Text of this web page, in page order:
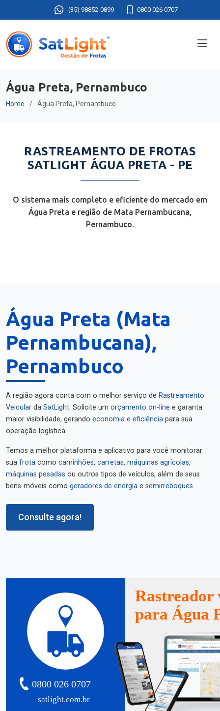
(35) 98852-0899 0800 026 0707
Água Preta, Pernambuco
Home Água Preta, Pernambuco
RASTREAMENTO DE FROTAS
SATLIGHT ÁGUA PRETA - PE
O sistema mais completo e eficiente do mercado em
Água Preta e região de Mata Pernambucana,
Pernambuco.
Água Preta (Mata
Pernambucana),
Pernambuco
A região agora conta com o melhor serviço de Rastreamento
Veicular da SatLight. Solicite um orçamento on-line e garanta
maior visibilidade, gerando economia e eficiência para sua
operação logística.
Temos a melhor plataforma e aplicativo para você monitorar
sua frota como caminhões, carretas, máquinas agrícolas,
máquinas pesadas ou outros tipos de veículos, além de seus
bens-móveis como geradores de energia e semirreboques.
Consulte agora!
satlight.com.br
0800 026 0707
Rastreador
para Água